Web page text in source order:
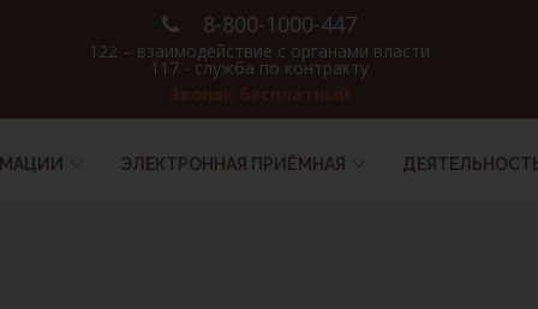
8-800-1000-447
122 – взаимодействие с органами власти
117 - служба по контракту
Звонок бесплатный
ЭЛЕКТРОННАЯ ПРИЁМНАЯ